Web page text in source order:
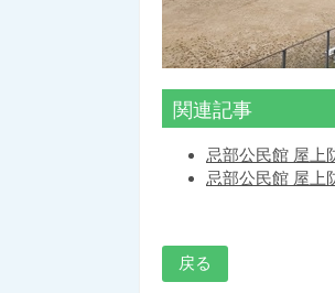
関連記事
忌部公民館 屋上
忌部公民館 屋上
戻る